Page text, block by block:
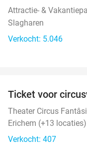
Attractie- &
Slagharen
Verkocht: 5.046
Ticket voor
Theater Circus
Erichem (+13 locaties)
Verkocht: 407